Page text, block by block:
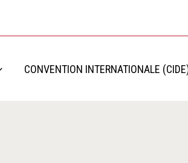
CONVENTION INTERNATIONALE